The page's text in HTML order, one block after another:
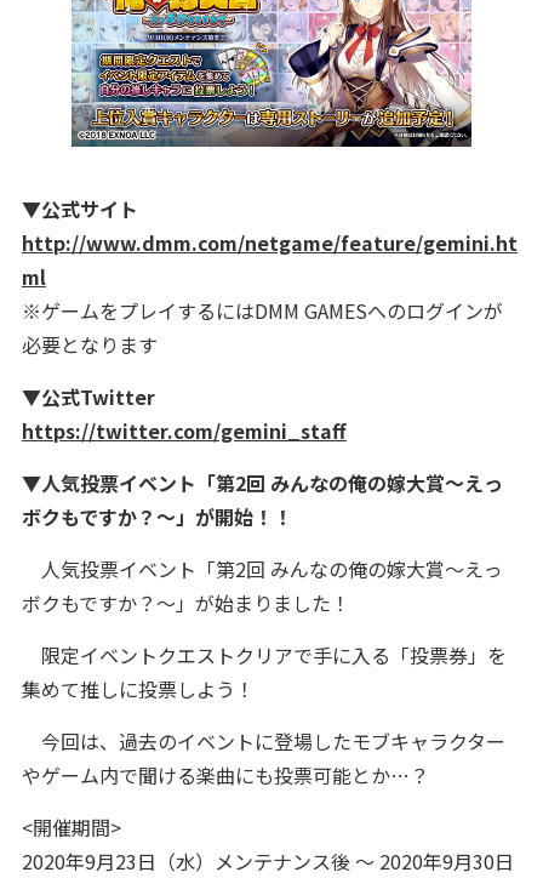
▼公式サイト
http://www.dmm.com/netgame/feature/gemini.ht
ml
※ゲームをプレイするにはDMM GAMESへのログインが
必要となります
▼公式Twitter
https://twitter.com/gemini_staff
▼人気投票イベント「第2回 みんなの俺の嫁大賞～えっ
ボクもですか？～」が開始！！
人気投票イベント「第2回 みんなの俺の嫁大賞～えっ
ボクもですか？～」が始まりました！
限定イベントクエストクリアで手に入る「投票券」を
集めて推しに投票しよう！
今回は、過去のイベントに登場したモブキャラクター
やゲーム内で聞ける楽曲にも投票可能とか…？
<開催期間>
2020年9月23日（水）メンテナンス後 ～ 2020年9月30日